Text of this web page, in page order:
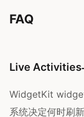
FAQ
Live Activities
WidgetKit
系统决定何时刷